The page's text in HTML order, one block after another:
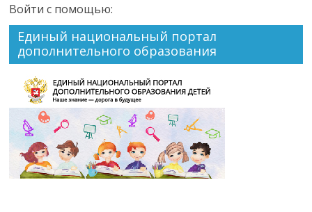
Войти с помощью:
Единый национальный портал
дополнительного образования